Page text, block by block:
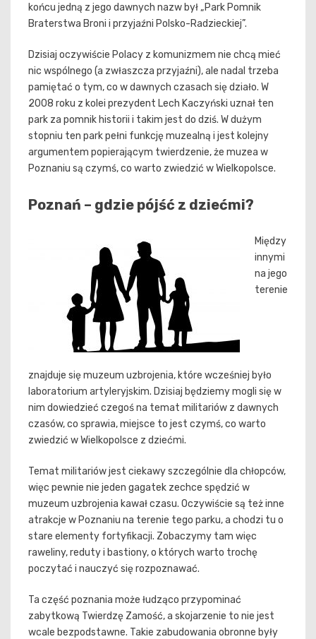
końcu jedną z jego dawnych nazw był „Park Pomnik
Braterstwa Broni i przyjaźni Polsko-Radzieckiej”.
Dzisiaj oczywiście Polacy z komunizmem nie chcą mieć
nic wspólnego (a zwłaszcza przyjaźni), ale nadal trzeba
pamiętać o tym, co w dawnych czasach się działo. W
2008 roku z kolei prezydent Lech Kaczyński uznał ten
park za pomnik historii i takim jest do dziś. W dużym
stopniu ten park pełni funkcję muzealną i jest kolejny
argumentem popierającym twierdzenie, że muzea w
Poznaniu są czymś, co warto zwiedzić w Wielkopolsce.
Poznań – gdzie pójść z dziećmi?
Między
innymi
na jego
terenie
znajduje się muzeum uzbrojenia, które wcześniej było
laboratorium artyleryjskim. Dzisiaj będziemy mogli się w
nim dowiedzieć czegoś na temat militariów z dawnych
czasów, co sprawia, miejsce to jest czymś, co warto
zwiedzić w Wielkopolsce z dziećmi.
Temat militariów jest ciekawy szczególnie dla chłopców,
więc pewnie nie jeden gagatek zechce spędzić w
muzeum uzbrojenia kawał czasu. Oczywiście są też inne
atrakcje w Poznaniu na terenie tego parku, a chodzi tu o
stare elementy fortyfikacji. Zobaczymy tam więc
raweliny, reduty i bastiony, o których warto trochę
poczytać i nauczyć się rozpoznawać.
Ta część poznania może łudząco przypominać
zabytkową Twierdzę Zamość, a skojarzenie to nie jest
wcale bezpodstawne. Takie zabudowania obronne były